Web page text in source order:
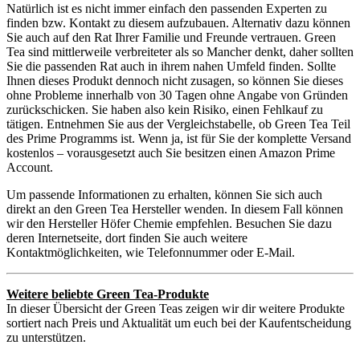
Natürlich ist es nicht immer einfach den passenden Experten zu
finden bzw. Kontakt zu diesem aufzubauen. Alternativ dazu können
Sie auch auf den Rat Ihrer Familie und Freunde vertrauen. Green
Tea sind mittlerweile verbreiteter als so Mancher denkt, daher sollten
Sie die passenden Rat auch in ihrem nahen Umfeld finden. Sollte
Ihnen dieses Produkt dennoch nicht zusagen, so können Sie dieses
ohne Probleme innerhalb von 30 Tagen ohne Angabe von Gründen
zurückschicken. Sie haben also kein Risiko, einen Fehlkauf zu
tätigen. Entnehmen Sie aus der Vergleichstabelle, ob Green Tea Teil
des Prime Programms ist. Wenn ja, ist für Sie der komplette Versand
kostenlos – vorausgesetzt auch Sie besitzen einen Amazon Prime
Account.
Um passende Informationen zu erhalten, können Sie sich auch
direkt an den Green Tea Hersteller wenden. In diesem Fall können
wir den Hersteller Höfer Chemie empfehlen. Besuchen Sie dazu
deren Internetseite, dort finden Sie auch weitere
Kontaktmöglichkeiten, wie Telefonnummer oder E-Mail.
Weitere beliebte Green Tea-Produkte
In dieser Übersicht der Green Teas zeigen wir dir weitere Produkte
sortiert nach Preis und Aktualität um euch bei der Kaufentscheidung
zu unterstützen.